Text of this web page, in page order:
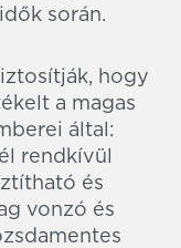
során.
hogy
a magas
által:
rendkívül
és
vonzó és